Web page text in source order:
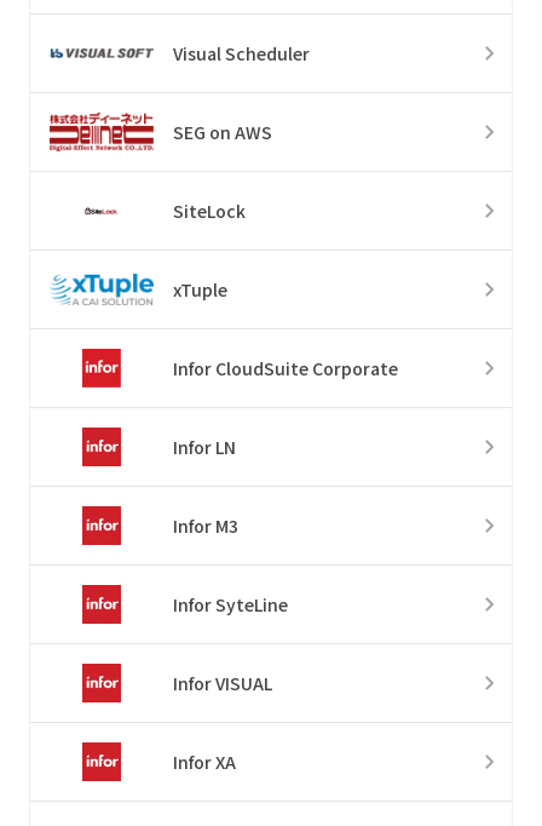
Visual Scheduler
SEG on AWS
SiteLock
xTuple
Infor CloudSuite Corporate
Infor LN
Infor M3
Infor SyteLine
Infor VISUAL
Infor XA